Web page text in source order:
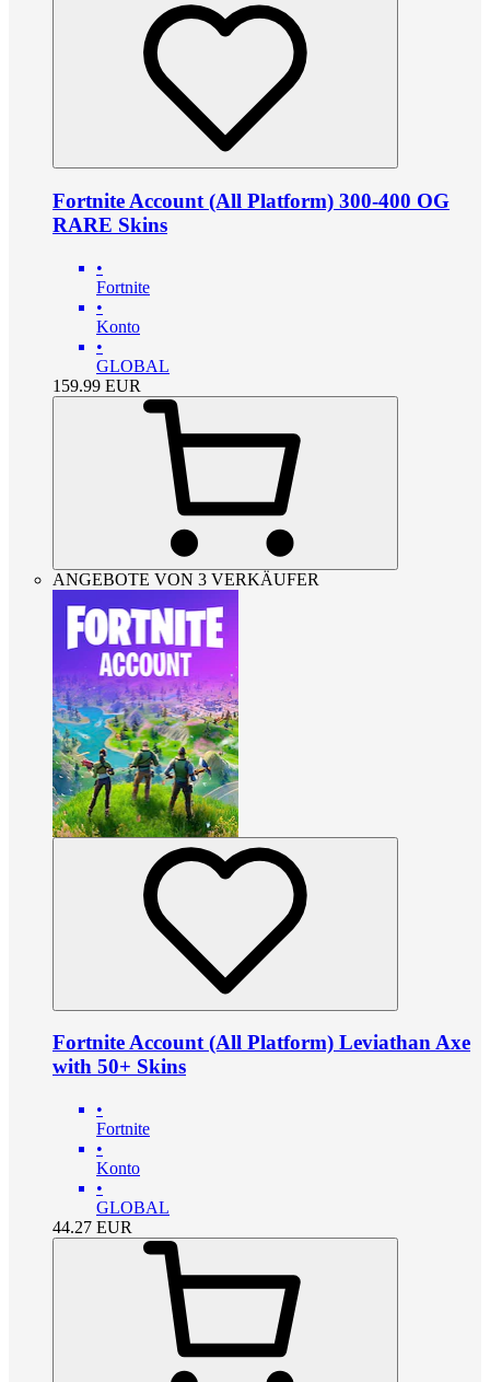
Fortnite Account (All Platform) 300-400 OG
RARE Skins
•
Fortnite
•
Konto
•
GLOBAL
159.99 EUR
ANGEBOTE VON 3 VERKÄUFER
Fortnite Account (All Platform) Leviathan Axe
with 50+ Skins
•
Fortnite
•
Konto
•
GLOBAL
44.27 EUR